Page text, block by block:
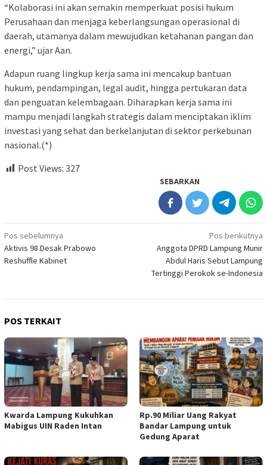
“Kolaborasi ini akan semakin memperkuat posisi hukum
Perusahaan dan menjaga keberlangsungan operasional di
daerah, utamanya dalam mewujudkan ketahanan pangan dan
energi,” ujar Aan.
Adapun ruang lingkup kerja sama ini mencakup bantuan
hukum, pendampingan, legal audit, hingga pertukaran data
dan penguatan kelembagaan. Diharapkan kerja sama ini
mampu menjadi langkah strategis dalam menciptakan iklim
investasi yang sehat dan berkelanjutan di sektor perkebunan
nasional.(*)
Post Views: 327
SEBARKAN
Navigasi
pos
Pos sebelumnya
Aktivis 98 Desak Prabowo
Reshuffle Kabinet
Pos berikutnya
Anggota DPRD Lampung Munir
Abdul Haris Sebut Lampung
Tertinggi Perokok se-Indonesia
POS TERKAIT
Kwarda Lampung Kukuhkan
Mabigus UIN Raden Intan
Rp.90 Miliar Uang Rakyat
Bandar Lampung untuk
Gedung Aparat